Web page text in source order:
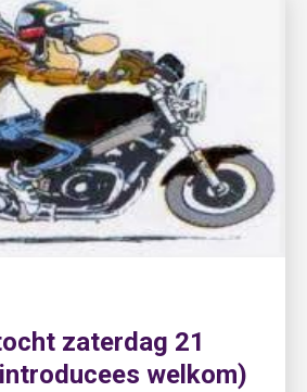
zaterdag 21
welkom)